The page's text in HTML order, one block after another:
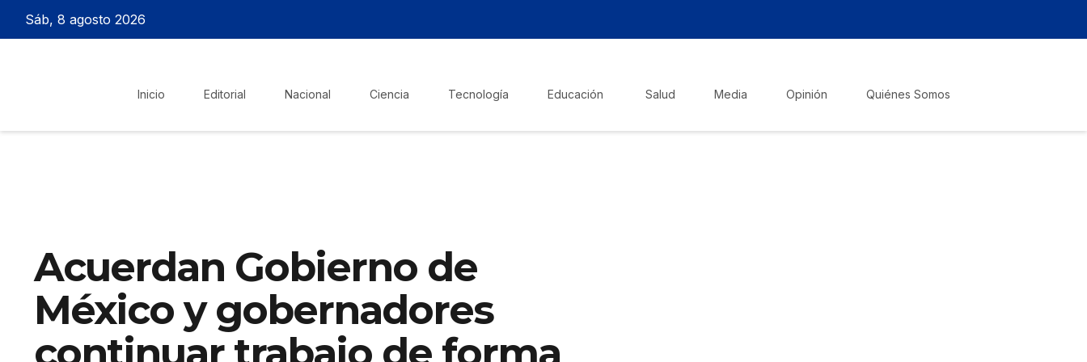
Sáb, 8 agosto 2026
Inicio Editorial Nacional Ciencia Tecnología Educación Salud Media Opinión Quiénes Somos
Acuerdan Gobierno de
México y gobernadores